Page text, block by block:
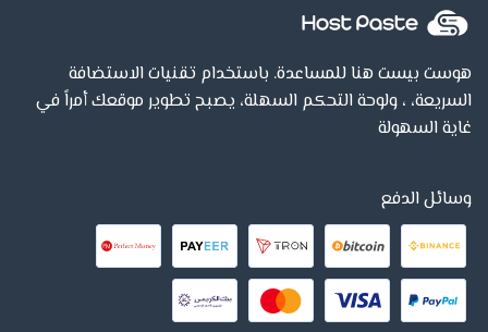
هوست بيست هنا للمساعدة. باستخدام تقنيات الاستضافة
السريعة، ، ولوحة التحكم السهلة، يصبح تطوير موقعك أمراً في
غاية السهولة
وسائل الدفع